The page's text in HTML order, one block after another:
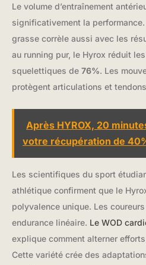
Le volume d’entraînement
significativement la
grasse corrèle aussi avec les
au running pur, le Hyrox réduit
squelettiques de 76%. Les
protègent articulations et
Après HYROX, 20
votre récupération de
Les scientifiques du sport
athlétique confirment que le
polyvalence unique. Les
endurance linéaire. Le WOD
explique comment alterner
Cette variété crée des